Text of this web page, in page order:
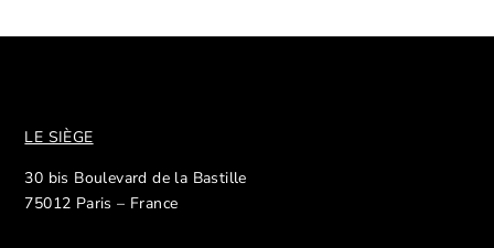
LE SIÈGE
30 bis Boulevard de la Bastille
75012 Paris – France